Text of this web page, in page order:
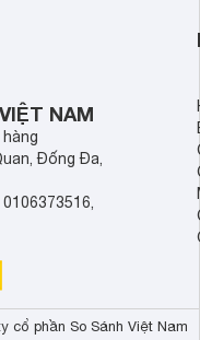
NAM
Đống Đa,
cổ phần So Sánh Việt Nam